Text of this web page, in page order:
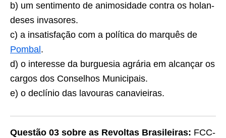
b) um sentimento de animosidade contra os holan­
deses invasores.
c) a insatisfação com a política do marquês de
Pombal .
d) o interesse da burguesia agrária em alcançar os
cargos dos Conselhos Municipais.
e) o declínio das lavouras canavieiras.
Questão 03 sobre as Revoltas Brasileiras: FCC-